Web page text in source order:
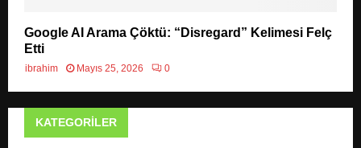
Google AI Arama Çöktü: “Disregard” Kelimesi Felç
Etti
ibrahim Mayıs 25, 2026 0
KATEGORILER